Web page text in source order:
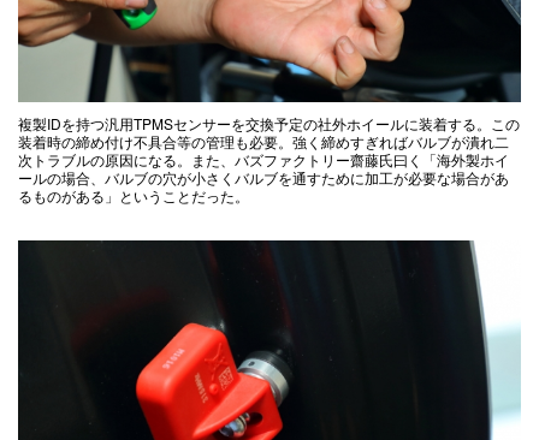
複製IDを持つ汎用TPMSセンサーを交換予定の社外ホイールに装着する。この
装着時の締め付け不具合等の管理も必要。強く締めすぎればバルブが潰れ二
次トラブルの原因になる。また、バズファクトリー齋藤氏曰く「海外製ホイ
ールの場合、バルブの穴が小さくバルブを通すために加工が必要な場合があ
るものがある」ということだった。